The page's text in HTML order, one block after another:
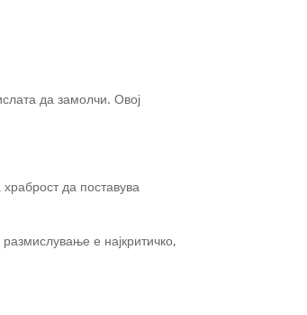
да замолчи. Овој
да поставува
е најкритичко,